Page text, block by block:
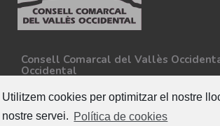
Utilitzem cookies per optimitzar el nostre
nostre servei. Política de cookies
Consell Comarcal del Vallès
Occidental
08227 - Terrassa
Tel. 93 727 35 34